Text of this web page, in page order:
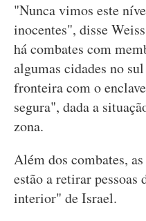
"Nunca vimos este
inocentes", disse
há combates com
algumas cidades no
fronteira com o
segura", dada a
zona.
Além dos combates,
estão a retirar pessoas
interior" de Israel.